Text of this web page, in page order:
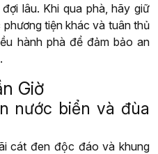
lâu. Khi qua phà, hãy giữ
tiện khác và tuân thủ
hành phà để đảm bảo an
Giờ
nước biển và đùa
cát đen độc đáo và khung